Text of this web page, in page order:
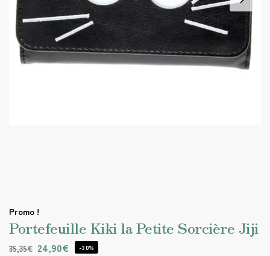
Promo !
Portefeuille Kiki la Petite Sorcière Jiji
35,35€ 24,90€ -30%